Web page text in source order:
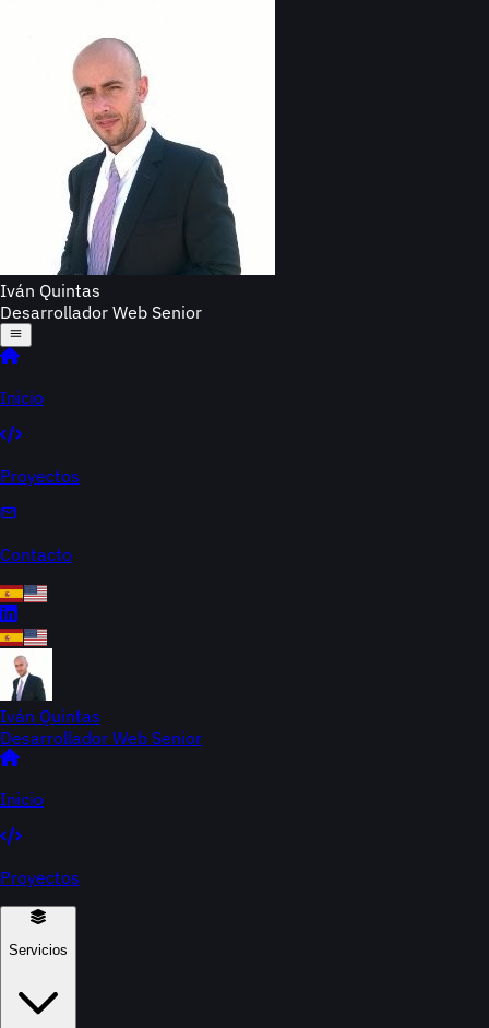
Iván Quintas
Desarrollador Web Senior
Inicio
Proyectos
Contacto
Iván Quintas
Desarrollador Web Senior
Inicio
Proyectos
Servicios